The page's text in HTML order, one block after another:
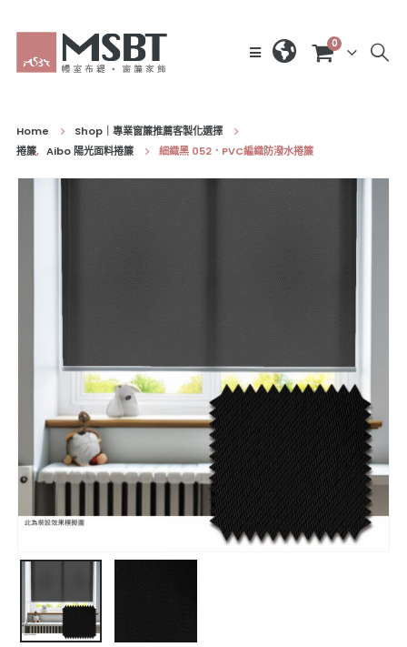
0
Home
Shop｜專業窗簾推薦客製化選擇
捲簾, Aibo 陽光面料捲簾 細織黑 052．PVC編織防潑水捲簾